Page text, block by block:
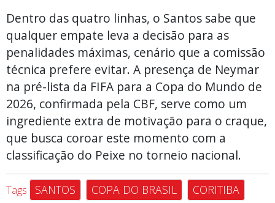
Dentro das quatro linhas, o Santos sabe que
qualquer empate leva a decisão para as
penalidades máximas, cenário que a comissão
técnica prefere evitar. A presença de Neymar
na pré-lista da FIFA para a Copa do Mundo de
2026, confirmada pela CBF, serve como um
ingrediente extra de motivação para o craque,
que busca coroar este momento com a
classificação do Peixe no torneio nacional.
Tags SANTOS COPA DO BRASIL CORITIBA